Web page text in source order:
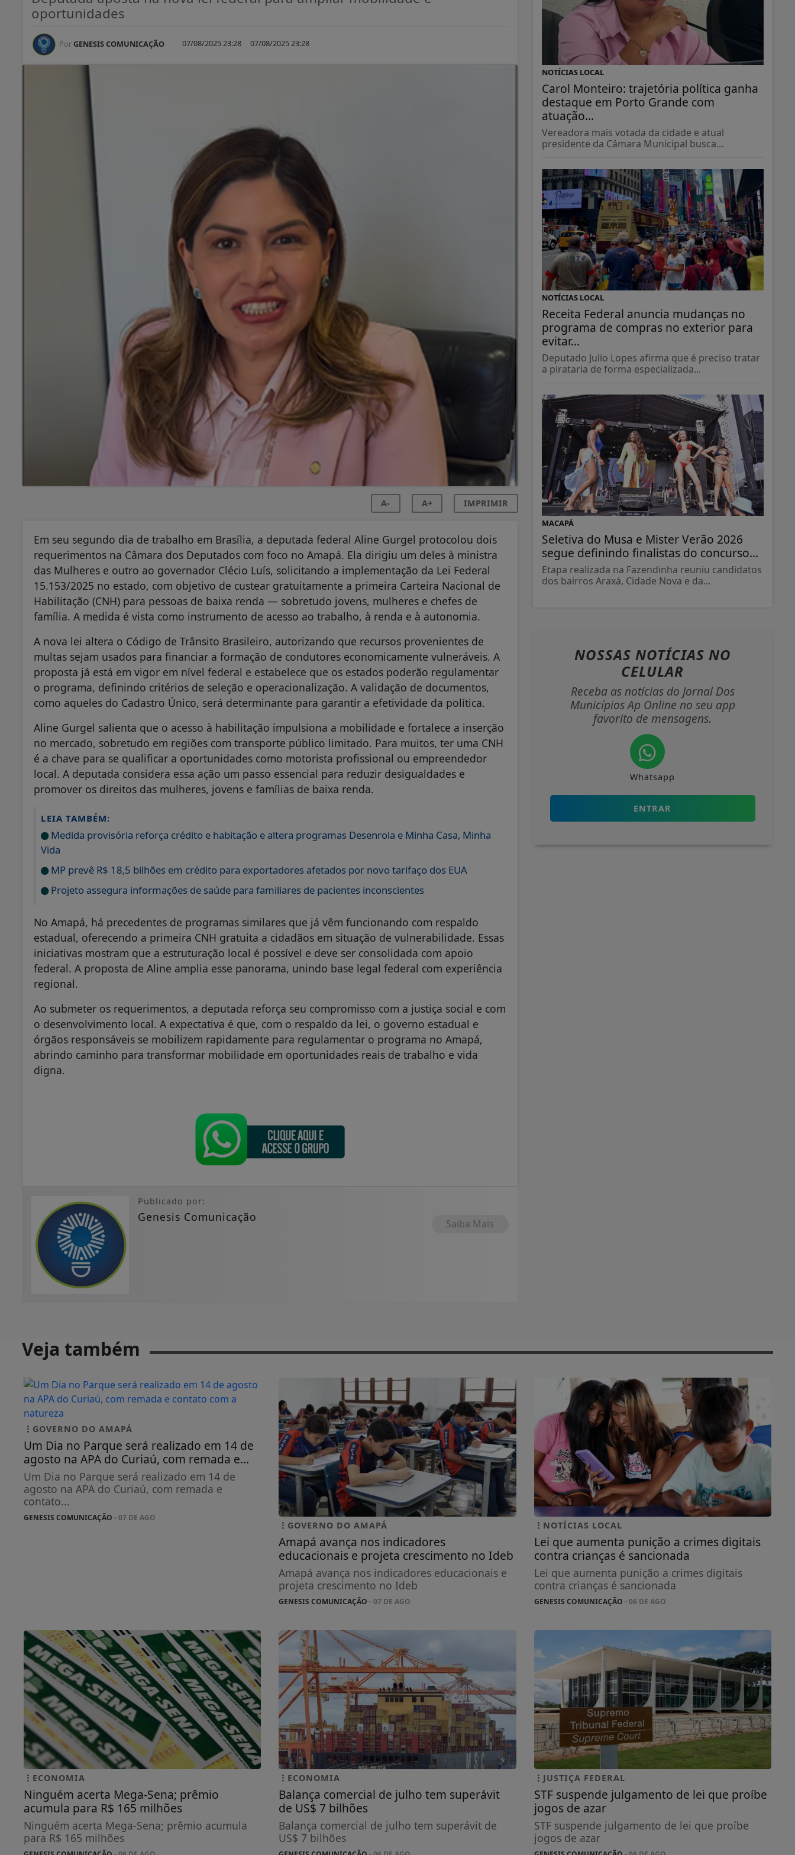
oportunidades
Por GENESIS COMUNICAÇÃO 07/08/2025 23:28 07/08/2025 23:28
A- A+ IMPRIMIR
Em seu segundo dia de trabalho em Brasília, a deputada federal Aline Gurgel protocolou dois
requerimentos na Câmara dos Deputados com foco no Amapá. Ela dirigiu um deles à ministra
das Mulheres e outro ao governador Clécio Luís, solicitando a implementação da Lei Federal
15.153/2025 no estado, com objetivo de custear gratuitamente a primeira Carteira Nacional de
Habilitação (CNH) para pessoas de baixa renda — sobretudo jovens, mulheres e chefes de
família. A medida é vista como instrumento de acesso ao trabalho, à renda e à autonomia.
A nova lei altera o Código de Trânsito Brasileiro, autorizando que recursos provenientes de
multas sejam usados para financiar a formação de condutores economicamente vulneráveis. A
proposta já está em vigor em nível federal e estabelece que os estados poderão regulamentar
o programa, definindo critérios de seleção e operacionalização. A validação de documentos,
como aqueles do Cadastro Único, será determinante para garantir a efetividade da política.
Aline Gurgel salienta que o acesso à habilitação impulsiona a mobilidade e fortalece a inserção
no mercado, sobretudo em regiões com transporte público limitado. Para muitos, ter uma CNH
é a chave para se qualificar a oportunidades como motorista profissional ou empreendedor
local. A deputada considera essa ação um passo essencial para reduzir desigualdades e
promover os direitos das mulheres, jovens e famílias de baixa renda.
LEIA TAMBÉM:
Medida provisória reforça crédito e habitação e altera programas Desenrola e Minha Casa, Minha
Vida
MP prevê R$ 18,5 bilhões em crédito para exportadores afetados por novo tarifaço dos EUA
Projeto assegura informações de saúde para familiares de pacientes inconscientes
No Amapá, há precedentes de programas similares que já vêm funcionando com respaldo
estadual, oferecendo a primeira CNH gratuita a cidadãos em situação de vulnerabilidade. Essas
iniciativas mostram que a estruturação local é possível e deve ser consolidada com apoio
federal. A proposta de Aline amplia esse panorama, unindo base legal federal com experiência
regional.
Ao submeter os requerimentos, a deputada reforça seu compromisso com a justiça social e com
o desenvolvimento local. A expectativa é que, com o respaldo da lei, o governo estadual e
órgãos responsáveis se mobilizem rapidamente para regulamentar o programa no Amapá,
abrindo caminho para transformar mobilidade em oportunidades reais de trabalho e vida
digna.
Publicado por:
Genesis Comunicação Saiba Mais
NOTÍCIAS LOCAL
Carol Monteiro: trajetória política ganha
destaque em Porto Grande com
atuação...
Vereadora mais votada da cidade e atual
presidente da Câmara Municipal busca...
NOTÍCIAS LOCAL
Receita Federal anuncia mudanças no
programa de compras no exterior para
evitar...
Deputado Julio Lopes afirma que é preciso tratar
a pirataria de forma especializada...
MACAPÁ
Seletiva do Musa e Mister Verão 2026
segue definindo finalistas do concurso...
Etapa realizada na Fazendinha reuniu candidatos
dos bairros Araxá, Cidade Nova e da...
NOSSAS NOTÍCIAS NO
CELULAR
Receba as notícias do Jornal Dos
Municípios Ap Online no seu app
favorito de mensagens.
Whatsapp
ENTRAR
Veja também
GOVERNO DO AMAPÁ
Um Dia no Parque será realizado em 14 de
agosto na APA do Curiaú, com remada e...
Um Dia no Parque será realizado em 14 de
agosto na APA do Curiaú, com remada e
contato...
GENESIS COMUNICAÇÃO - 07 DE AGO
GOVERNO DO AMAPÁ
Amapá avança nos indicadores
educacionais e projeta crescimento no Ideb
Amapá avança nos indicadores educacionais e
projeta crescimento no Ideb
GENESIS COMUNICAÇÃO - 07 DE AGO
NOTÍCIAS LOCAL
Lei que aumenta punição a crimes digitais
contra crianças é sancionada
Lei que aumenta punição a crimes digitais
contra crianças é sancionada
GENESIS COMUNICAÇÃO - 06 DE AGO
ECONOMIA
Ninguém acerta Mega-Sena; prêmio
acumula para R$ 165 milhões
Ninguém acerta Mega-Sena; prêmio acumula
para R$ 165 milhões
ECONOMIA
Balança comercial de julho tem superávit
de US$ 7 bilhões
Balança comercial de julho tem superávit de
US$ 7 bilhões
JUSTIÇA FEDERAL
STF suspende julgamento de lei que proíbe
jogos de azar
STF suspende julgamento de lei que proíbe
jogos de azar